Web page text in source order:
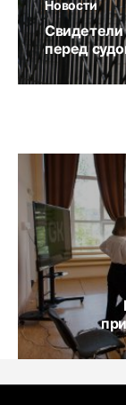
Новости
Свидетели
перед